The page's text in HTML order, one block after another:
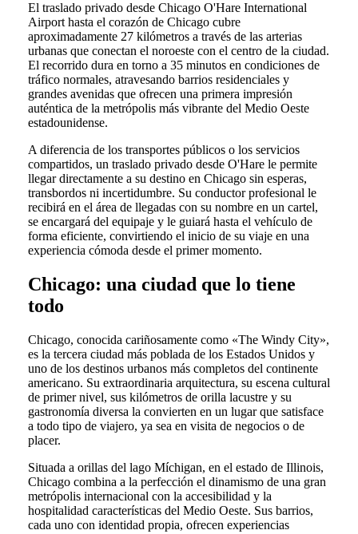
El traslado privado desde Chicago O'Hare International
Airport hasta el corazón de Chicago cubre
aproximadamente 27 kilómetros a través de las arterias
urbanas que conectan el noroeste con el centro de la ciudad.
El recorrido dura en torno a 35 minutos en condiciones de
tráfico normales, atravesando barrios residenciales y
grandes avenidas que ofrecen una primera impresión
auténtica de la metrópolis más vibrante del Medio Oeste
estadounidense.
A diferencia de los transportes públicos o los servicios
compartidos, un traslado privado desde O'Hare le permite
llegar directamente a su destino en Chicago sin esperas,
transbordos ni incertidumbre. Su conductor profesional le
recibirá en el área de llegadas con su nombre en un cartel,
se encargará del equipaje y le guiará hasta el vehículo de
forma eficiente, convirtiendo el inicio de su viaje en una
experiencia cómoda desde el primer momento.
Chicago: una ciudad que lo tiene
todo
Chicago, conocida cariñosamente como «The Windy City»,
es la tercera ciudad más poblada de los Estados Unidos y
uno de los destinos urbanos más completos del continente
americano. Su extraordinaria arquitectura, su escena cultural
de primer nivel, sus kilómetros de orilla lacustre y su
gastronomía diversa la convierten en un lugar que satisface
a todo tipo de viajero, ya sea en visita de negocios o de
placer.
Situada a orillas del lago Míchigan, en el estado de Illinois,
Chicago combina a la perfección el dinamismo de una gran
metrópolis internacional con la accesibilidad y la
hospitalidad características del Medio Oeste. Sus barrios,
cada uno con identidad propia, ofrecen experiencias